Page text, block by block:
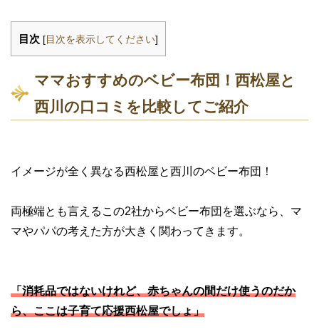
目次 [目次を表示してください]
ママおすすめのベビー布団！西松屋と
西川の口コミを比較してご紹介
イメージが全く異なる西松屋と西川のベビー布団！
両極端とも言えるこの2社からベビー布団を選ぶなら、マ
マやパパの考えた方が大きく関わってきます。
「消耗品ではないけれど、赤ちゃんの間だけ使うのだか
ら、ここは子育て応援西松屋でしょ」